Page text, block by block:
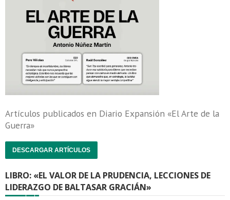
Artículos publicados en Diario Expansión «El Arte de la
Guerra»
DESCARGAR ARTÍCULOS
LIBRO: «EL VALOR DE LA PRUDENCIA, LECCIONES DE
LIDERAZGO DE BALTASAR GRACIÁN»